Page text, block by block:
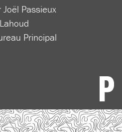
Passieux
Principal